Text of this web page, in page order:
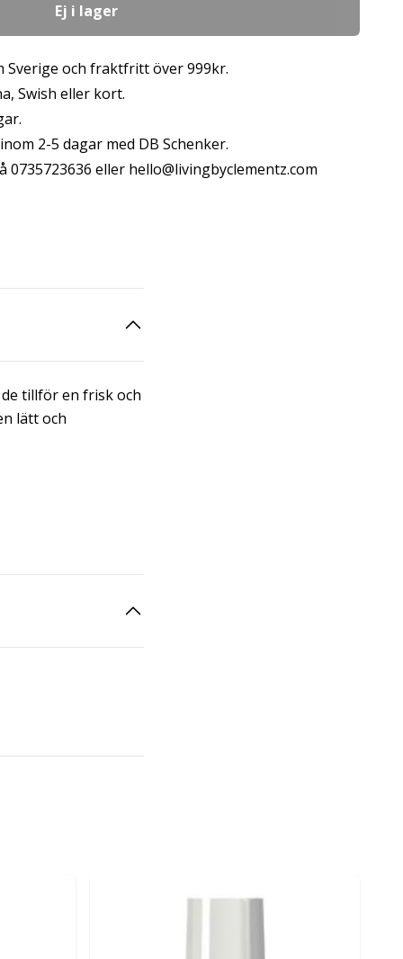
Ej i lager
Sverige och fraktfritt över 999kr.
Swish eller kort.
2-5 dagar med DB Schenker.
0735723636 eller hello@livingbyclementz.com
tillför en frisk och
lätt och